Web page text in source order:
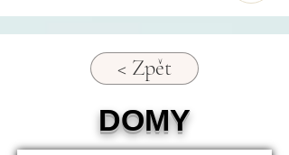
< Zpět
DOMY